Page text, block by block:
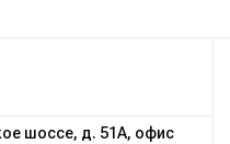
шоссе, д. 51А, офис